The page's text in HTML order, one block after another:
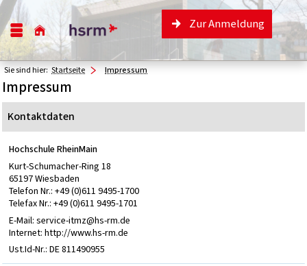
Zur Anmeldung
Sie sind hier: Startseite Impressum
Impressum
Kontaktdaten
Hochschule RheinMain
Kurt-Schumacher-Ring 18
65197 Wiesbaden
Telefon Nr.: +49 (0)611 9495-1700
Telefax Nr.: +49 (0)611 9495-1701
E-Mail: service-itmz@hs-rm.de
Internet: http://www.hs-rm.de
Ust.Id-Nr.: DE 811490955